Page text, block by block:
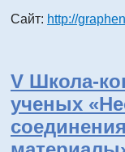
Сайт: http://
V Школа-
ученых